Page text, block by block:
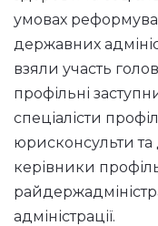
умовах
державних
взяли участь
профільні
спеціалісти
юрисконсульти та
керівники
адміністрації.